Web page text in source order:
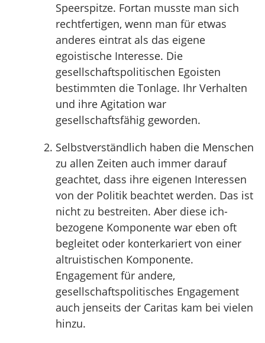
Speerspitze. Fortan musste man sich
rechtfertigen, wenn man für etwas
anderes eintrat als das eigene
egoistische Interesse. Die
gesellschaftspolitischen Egoisten
bestimmten die Tonlage. Ihr Verhalten
und ihre Agitation war
gesellschaftsfähig geworden.
Selbstverständlich haben die Menschen
zu allen Zeiten auch immer darauf
geachtet, dass ihre eigenen Interessen
von der Politik beachtet werden. Das ist
nicht zu bestreiten. Aber diese ich-
bezogene Komponente war eben oft
begleitet oder konterkariert von einer
altruistischen Komponente.
Engagement für andere,
gesellschaftspolitisches Engagement
auch jenseits der Caritas kam bei vielen
hinzu.